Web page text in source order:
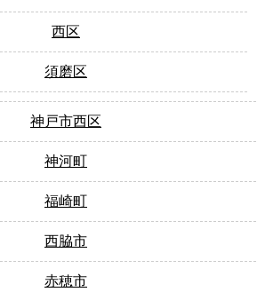
西区
須磨区
神戸市西区
神河町
福崎町
西脇市
赤穂市